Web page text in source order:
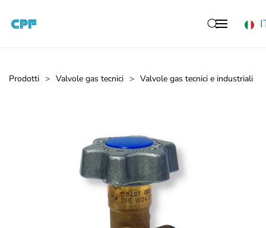
Prodotti Valvole gas tecnici Valvole gas tecnici e industriali